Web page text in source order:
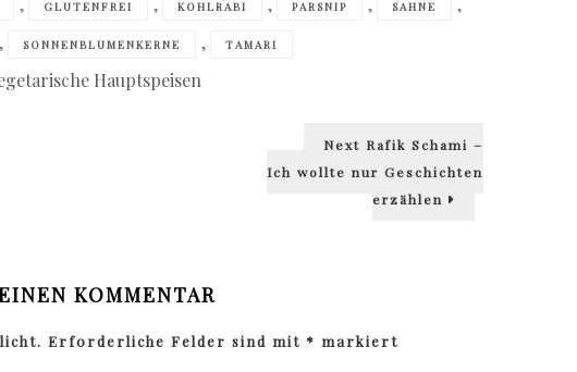
GLUTENFREI KOHLRABI PARSNIP SAHNE
SONNENBLUMENKERNE , TAMARI
Hauptspeisen
Next Next
Rafik Schami –
Ich wollte nur Geschichten
erzählen
KOMMENTAR
Erforderliche Felder sind mit * markiert